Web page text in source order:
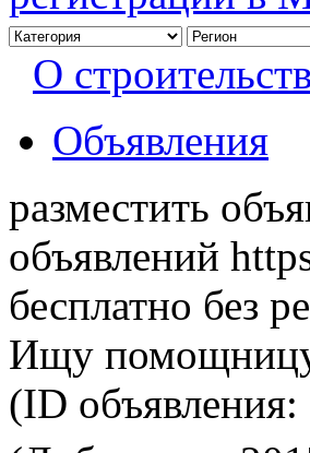
О
Объявления
разместить
объявлений
бесплатно без
Ищу
(ID объявления: